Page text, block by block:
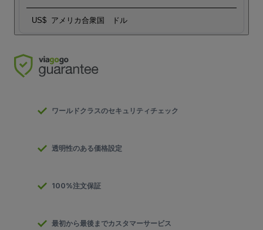
US$ アメリカ合衆国 ドル
ワールドクラスのセキュリティチェック
透明性のある価格設定
100%注文保証
最初から最後までカスタマーサービス